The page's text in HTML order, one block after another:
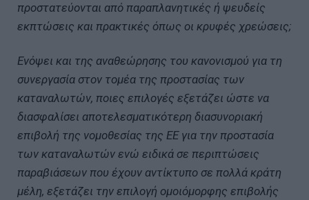
προστατεύονται από παραπλανητικές ή ψευδείς
εκπτώσεις και πρακτικές όπως οι κρυφές χρεώσεις;
Ενόψει και της αναθεώρησης του κανονισμού για τη
συνεργασία στον τομέα της προστασίας των
καταναλωτών, ποιες επιλογές εξετάζει ώστε να
διασφαλίσει αποτελεσματικότερη διασυνοριακή
επιβολή της νομοθεσίας της ΕΕ για την προστασία
των καταναλωτών ενώ ειδικά σε περιπτώσεις
παραβιάσεων που έχουν αντίκτυπο σε πολλά κράτη
μέλη, εξετάζει την επιλογή ομοιόμορφης επιβολής